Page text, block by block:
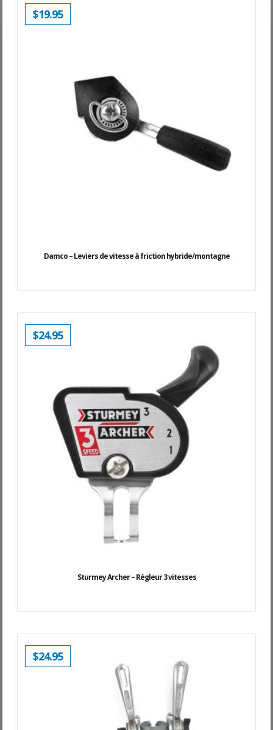
Damco – Leviers de vitesse à friction hybride/montagne
$19.95
Sturmey Archer – Régleur 3 vitesses
$24.95
$24.95